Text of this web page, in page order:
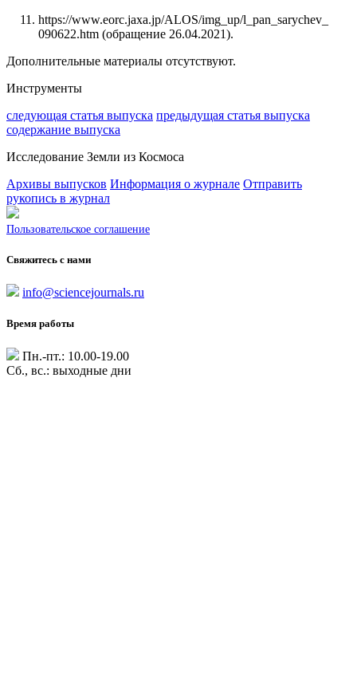
https://www.eorc.jaxa.jp/ALOS/img_up/l_pan_sarychev_
090622.htm (oбpaщeниe 26.04.2021).
Дополнительные материалы отсутствуют.
Инструменты
следующая статья выпуска предыдущая статья выпуска
содержание выпуска
Исследование Земли из Космоса
Архивы выпусков Информация о журнале Отправить
рукопись в журнал
Пользовательское соглашение
Свяжитесь с нами
info@sciencejournals.ru
Время работы
Пн.-пт.: 10.00-19.00
Сб., вс.: выходные дни